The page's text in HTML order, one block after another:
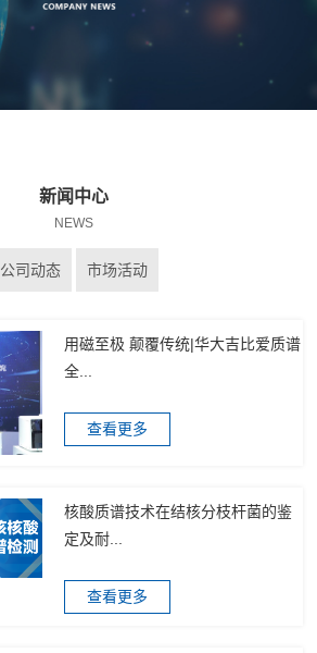
新闻中心
NEWS
公司动态 市场活动
用磁至极 颠覆传统|华大吉比爱质谱
全...
查看更多
核酸质谱技术在结核分枝杆菌的鉴
定及耐...
查看更多